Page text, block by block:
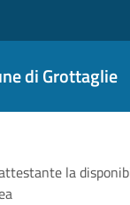
di Grottaglie
la